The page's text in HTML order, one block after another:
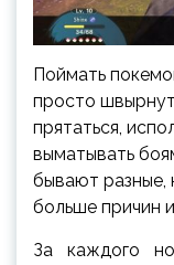
Поймать
просто
прятаться,
выматывать
бывают разные,
больше причин
За каждого